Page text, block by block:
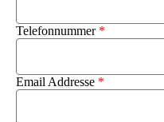
Telefonnummer *
Email Addresse *